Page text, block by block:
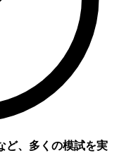
ど、多くの模試を実